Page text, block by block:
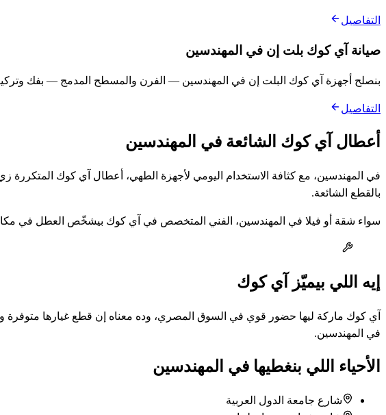
التفاصيل
صيانة آي كوك بلت إن في المهندسين
بنصلح أجهزة آي كوك البلت إن في المهندسين — الفرن والمسطح المدمج — بفك
التفاصيل
أعطال آي كوك الشائعة في المهندسين
في المهندسين، مع كثافة الاستخدام اليومي لأجهزة الطهي، أعطال آي كوك
بالقطع الشائعة.
سواء شقة أو فيلا في المهندسين، الفني المتخصص في آي كوك بيشخّص العطل في
إيه اللي بيميّز آي كوك
آي كوك ماركة ليها حضور قوي في السوق المصري، وده معناه إن قطع غيارها متوفرة
في المهندسين.
الأحياء اللي بنغطيها في المهندسين
شارع جامعة الدول العربية